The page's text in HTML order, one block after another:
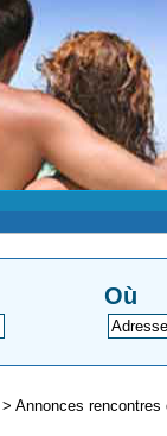
Où
> Annonces